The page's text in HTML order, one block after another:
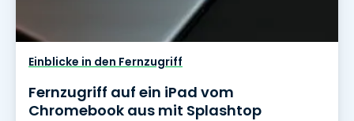
Einblicke in den Fernzugriff
Fernzugriff auf ein iPad vom
Chromebook aus mit Splashtop